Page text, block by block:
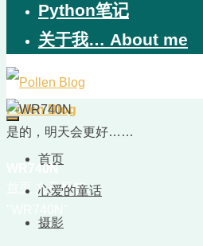
Python笔记
关于我… About me
Pollen Blog
是的，明天会更好……
首页
心爱的童话
摄影
WR740N
首页
文章标签